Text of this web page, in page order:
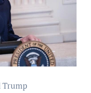
Trump